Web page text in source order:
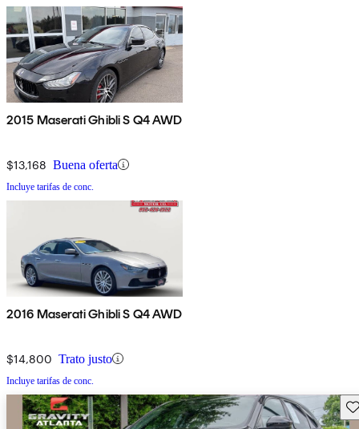
2015 Maserati Ghibli S Q4 AWD
$13,168 Buena oferta
Incluye tarifas de conc.
2016 Maserati Ghibli S Q4 AWD
$14,800 Trato justo
Incluye tarifas de conc.